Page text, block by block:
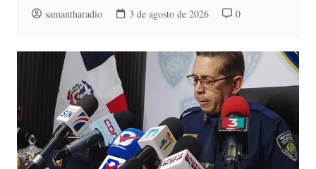
samantharadio 3 de agosto de 2026 0